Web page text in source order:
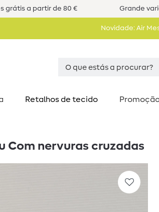
grátis a partir de 80 € Grande
Novidade: Air
Retalhos de tecido
Com nervuras cruzadas